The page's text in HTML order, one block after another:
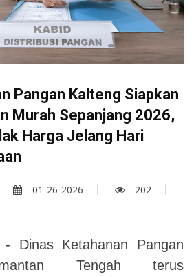
Pangan Kalteng Siapkan
Murah Sepanjang 2026,
Harga Jelang Hari
01-26-2026
202
Dinas Ketahanan Pangan
Tengah terus